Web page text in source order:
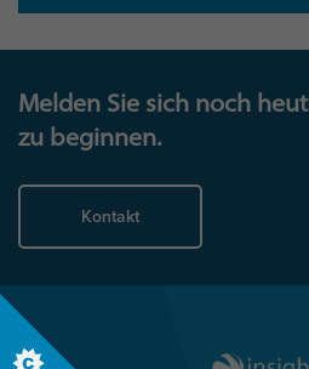
Melden Sie sich noch
zu beginnen.
Kontakt